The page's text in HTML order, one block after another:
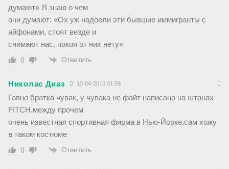
думают» Я знаю о чем
они думают: «Ох уж надоели эти бывшие иммигранты с
айфонами, стоят везде и
снимают нас, покоя от них нету»
0 Ответить
Николас Диаз 13-04-2013 01:59
Гавно братка чувак, у чувака не файт написано на штанах
FITCH.между прочем
очень известная спортивная фирма в Нью-Йорке.сам хожу
в таком костюме
0 Ответить